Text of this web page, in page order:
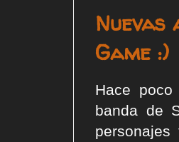
Game :)
Hace
banda de